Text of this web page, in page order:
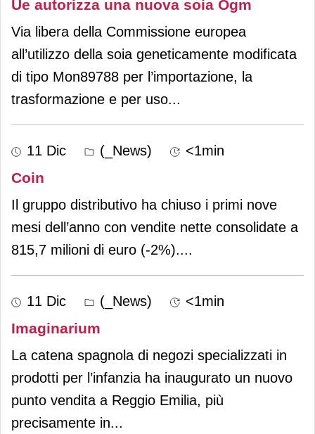
Ue autorizza una nuova soia Ogm
Via libera della Commissione europea
all’utilizzo della soia geneticamente modificata
di tipo Mon89788 per l’importazione, la
trasformazione e per uso...
11 Dic (_News) <1min
Coin
Il gruppo distributivo ha chiuso i primi nove
mesi dell’anno con vendite nette consolidate a
815,7 milioni di euro (-2%)....
11 Dic (_News) <1min
Imaginarium
La catena spagnola di negozi specializzati in
prodotti per l’infanzia ha inaugurato un nuovo
punto vendita a Reggio Emilia, più
precisamente in...